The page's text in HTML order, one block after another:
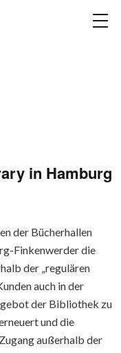
in Hamburg
der Bücherhallen
Finkenwerder die
der „regulären
auch in der
der Bibliothek zu
und die
außerhalb der